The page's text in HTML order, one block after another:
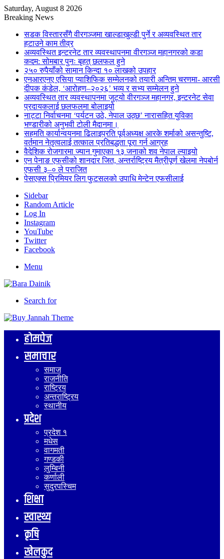
Saturday, August 8 2026
Breaking News
सडक विस्तारसँगै वीरगञ्जमा खाल्डाखुल्डी पुर्ने र अव्यवस्थित तार
हटाउने काम तीव्र
अव्यवस्थित इन्टरनेट तार व्यवस्थापनमा वीरगञ्ज महानगरको कडा
कदम: सोमबार पुनः बृहत् छलफल हुने
२५० रुपैयाँको सामान किन्दा १० लाखको उपहार
एनआरएनए एसिया प्याशिफिक सम्मेलनको तयारी अन्तिम चरणमा- आरसी
दीपक कंडेल, ‘आरोहण–२०२६’ भव्य र सभ्य सम्मेलन हुने
अव्यवस्थित तार व्यवस्थापनमा जुट्यो वीरगञ्ज महानगर, इन्टरनेट सेवा
प्रदायकलाई छलफलमा बोलाइयो
नाट्टा निर्वाचनमा ‘पर्यटन उठे, नेपाल उठ्छ’ नारासहित युविका
भण्डारीको अनुभवी टोली मैदानमा।
सहमति कार्यान्वयनमा ढिलाइप्रति पूर्वअध्यक्ष आरके शर्माको असन्तुष्टि,
वर्तमान नेतृत्वलाई तत्काल प्रतिबद्धता पूरा गर्न आग्रह
वैदेशिक रोजगारमा ज्यान गुमाएका १३ जनाको शव नेपाल ल्याइयो
एन पेनाङ एफसीको शानदार जित, अन्तर्राष्ट्रिय मैत्रीपूर्ण खेलमा नेपबोर्न
एफसी ३–० ले पराजित
पेसएक्स प्रिमियर लिग फुटसलको उपाधि मेन्टेन एफसीलाई
Sidebar
Random Article
Log In
Instagram
YouTube
Twitter
Facebook
Menu
Search for
होमपेज
समाचार
समाज
राजनीति
राष्ट्रिय
अन्तराष्ट्रिय
स्थानीय
प्रदेश
प्रदेश १
मधेस
वागमती
गण्डकी
लुम्बिनी
कर्णाली
सुदुरपस्चिम
शिक्षा
स्वास्थ्य
कृषि
खेलकुद